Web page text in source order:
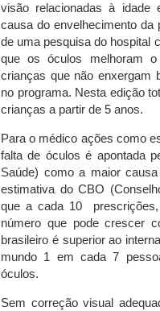
visão relacionadas à idade
causa do envelhecimento da
de uma pesquisa do hospital
que os óculos melhoram
crianças que não enxergam
no programa. Nesta edição
crianças a partir de 5 anos.
Para o médico ações como
falta de óculos é apontada
Saúde) como a maior
estimativa do CBO
que a cada 10
número que pode crescer
brasileiro é superior ao
mundo 1 em cada 7
óculos.
Sem correção visual